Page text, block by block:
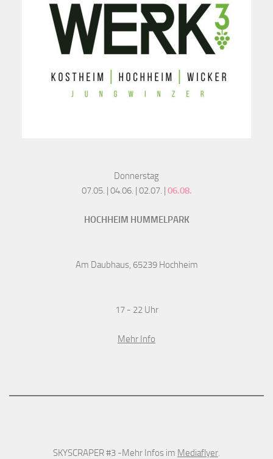
Donnerstag
07.05. | 04.06. | 02.07. | 06.08.
HOCHHEIM HUMMELPARK
Am Daubhaus, 65239 Hochheim
17 - 22 Uhr
Mehr Info
SKYSCRAPER #3 -Mehr Infos im Mediaflyer.